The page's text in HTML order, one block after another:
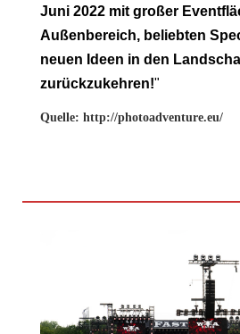
Juni 2022 mit großer
Außenbereich, beliebten
neuen Ideen in den
zurückzukehren!"
Quelle: http://photoadventure.eu/